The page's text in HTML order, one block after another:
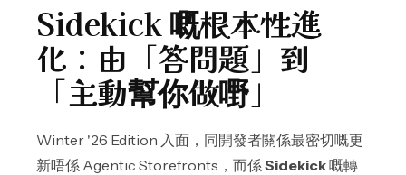
Sidekick 嘅根本性進
化：由「答問題」到
「主動幫你做嘢」
Winter '26 Edition 入面，同開發者關係最密切嘅更
新唔係 Agentic Storefronts，而係Sidekick嘅轉